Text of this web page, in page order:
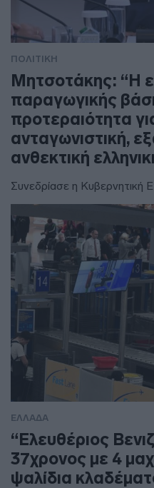
ΠΟΛΙΤΙΚΗ
Μητσοτάκης: “Η
παραγωγικής
προτεραιότητα
ανταγωνιστική,
ανθεκτική
Συνεδρίασε η Κυβερνητική
ΕΛΛΑΔΑ
“Ελευθέριος
37χρονος με 4
ψαλίδια